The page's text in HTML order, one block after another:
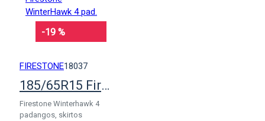
-19 %
FIRESTONE18037
185/65R15 Firestone WinterHawk 4 pad.
Firestone Winterhawk 4
padangos, skirtos